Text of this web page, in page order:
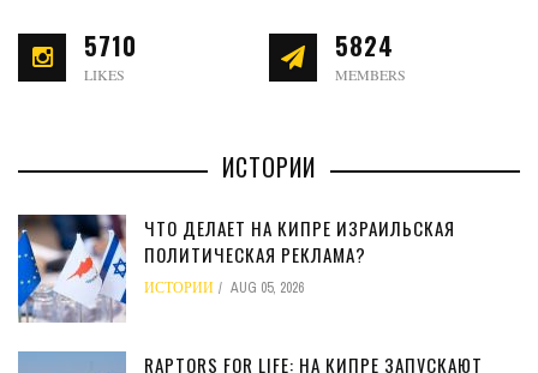
5710
LIKES
5824
MEMBERS
ИСТОРИИ
ЧТО ДЕЛАЕТ НА КИПРЕ ИЗРАИЛЬСКАЯ
ПОЛИТИЧЕСКАЯ РЕКЛАМА?
ИСТОРИИ AUG 05, 2026
RAPTORS FOR LIFE: НА КИПРЕ ЗАПУСКАЮТ